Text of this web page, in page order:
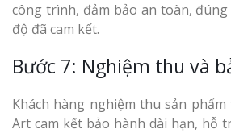
công trình, đảm bảo an toàn,
độ đã cam kết.
Bước 7: Nghiệm thu và
Khách hàng nghiệm thu sản phẩm
Art cam kết bảo hành dài hạn, hỗ